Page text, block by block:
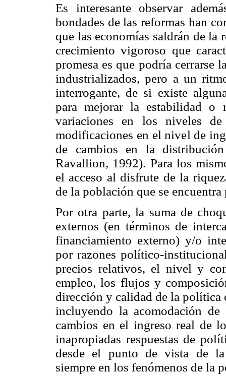
Es interesante observar
bondades de las reformas han
que las economías saldrán de la
crecimiento vigoroso que
promesa es que podría cerrarse
industrializados, pero a un
interrogante, de si existe
para mejorar la estabilidad o
variaciones en los niveles
modificaciones en el nivel de
de cambios en la
Ravallion, 1992). Para los
el acceso al disfrute de la
de la población que se
Por otra parte, la suma de
externos (en términos de
financiamiento externo) y/o
por razones político-
precios relativos, el nivel y
empleo, los flujos y
dirección y calidad de la política
incluyendo la acomodación
cambios en el ingreso real de
inapropiadas respuestas de
desde el punto de vista de la
siempre en los fenómenos de la